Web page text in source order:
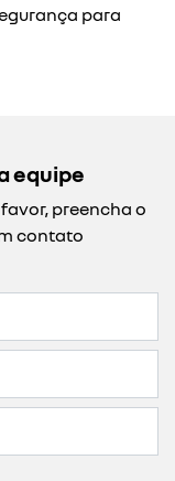
para
equipe
preencha o
contato